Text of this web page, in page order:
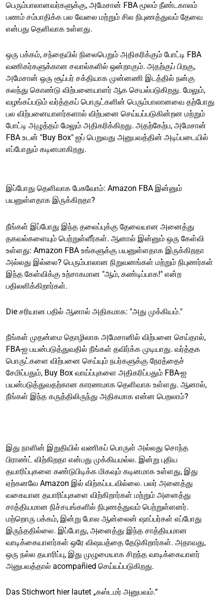
பெரும்பாலானவர்களுக்கு, அமேசான் FBA மூலம் நீண்டகாலம்
பணம் சம்பாதிக்க பல வேலை மற்றும் சில நிபுணத்துவம் தேவை
என்பது தெளிவாக உள்ளது.
ஒரு பக்கம், சந்தையில் நிலைபெறும் அதிகரிக்கும் போட்டி FBA
வணிகர்களுக்கான சவால்களில் ஒன்றாகும். அதற்குப் பிறகு,
அமேசான் ஒரு சூப்பர் சக்தியாக முன்னணி இடத்தில் நன்கு
கலந்து கொண்டு விற்பனையாளர் ஆக செயல்படுகிறது. மேலும்,
வழங்கப்படும் வர்த்தகப் பொருட்களின் பெரும்பாலானவை தற்போது
பல விற்பனையாளர்களால் விற்பனை செய்யப்படுகின்றன மற்றும்
போட்டி அழுத்தம் மேலும் அதிகரிக்கிறது. அதற்கேற்ப, அமேசான்
FBA உடன் "Buy Box" ஐப் பெறுவது அனுபவத்தின் அடிப்படையில்
எப்போதும் கடினமாகிறது.
இப்போது தெளிவாக பேசுவோம்: Amazon FBA இன்னும்
பயனுள்ளதாக இருக்கிறதா?
நீங்கள் இப்போது இந்த தலைப்புக்கு தேவையான அனைத்து
தகவல்களையும் பெற்றுள்ளீர்கள். ஆனால் இன்னும் ஒரு கேள்வி
உள்ளது: Amazon FBA உங்களுக்கு பயனுள்ளதாக இருக்கிறதா
அல்லது இல்லை? பெரும்பாலான நிறுவனங்கள் மற்றும் நிபுணர்கள்
இந்த கேள்விக்கு உற்சாகமான "ஆம், கண்டிப்பாக!" என்ற
பதிலளிக்கிறார்கள்.
Die சரியான பதில் ஆனால் அதிகமாக: "அது முக்கியம்."
நீங்கள் முதன்மை தொழிலாக அமேசானில் விற்பனை செய்தால்,
FBA-ஐ பயன்படுத்துவதில் நீங்கள் தவிர்க்க முடியாது. வர்த்தக
பொருட்களை விற்பனை செய்யும் நபர்களுக்கு நேரத்தைச்
சேமிப்பதும், Buy Box வாய்ப்புகளை அதிகரிப்பதும் FBA-ஐ
பயன்படுத்துவதற்கான காரணமாக தெளிவாக உள்ளது. ஆனால்,
நீங்கள் இந்த கருத்திலிருந்து அதிகமாக என்ன பெறலாம்?
இது நாளின் இறுதியில் வணிகப் பொருள் அல்லது சொந்த
பிராண்ட் விற்கிறதா என்பது முக்கியமல்ல. இன்று புதிய
தயாரிப்புகளை கண்டுபிடிக்க மிகவும் கடினமாக உள்ளது, இது
ஏற்கனவே Amazon இல் விற்கப்படவில்லை. பலர் அனைத்து
வகையான தயாரிப்புகளை விற்கிறார்கள் மற்றும் அனைத்து
சாத்தியமான நிச்சயங்களில் நிபுணத்துவம் பெற்றுள்ளனர்.
மற்றொரு பக்கம், இன்று போல ஆன்லைன் ஷாப்பர்கள் எப்போது
இருந்ததில்லை. இப்போது, அனைத்து இந்த சாத்தியமான
வாடிக்கையாளர்கள் ஒரே விஷயத்தை தேடுகிறார்கள். அதாவது,
ஒரு நல்ல தயாரிப்பு, இது முழுமையாக சிறந்த வாடிக்கையாளர்
அனுபவத்தால் acompañied செய்யப்படுகிறது.
Das Stichwort hier lautet „கஸ்டமர் அனுபவம்.“